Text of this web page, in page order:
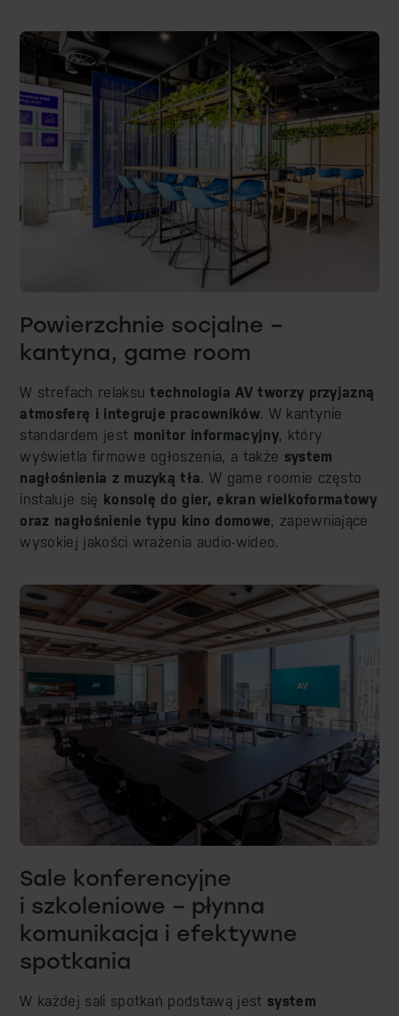
Powierzchnie socjalne –
kantyna, game room
W strefach relaksutechnologia AV tworzy przyjazną
atmosferę i integruje pracowników. W kantynie
standardem jest monitor informacyjny, który
wyświetla firmowe ogłoszenia, a także system
nagłośnienia z muzyką tła. W game roomie często
instaluje się konsolę do gier, ekran wielkoformatowy
oraz nagłośnienie typu kino domowe, zapewniające
wysokiej jakości wrażenia audio-wideo.
Sale konferencyjne
i szkoleniowe – płynna
komunikacja i efektywne
spotkania
W każdej sali spotkań podstawą jest system